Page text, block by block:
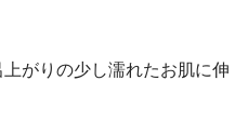
がりの少し濡れたお肌に伸